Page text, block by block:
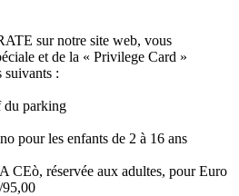
sur notre site web, vous
et de la « Privilege Card »
suivants :
du parking
pour les enfants de 2 à 16 ans
CEò, réservée aux adultes, pour Euro